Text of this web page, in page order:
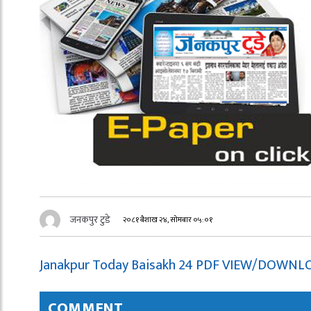
जनकपुर टुडे २०८१ बैशाख २४, सोमबार ०५:०१
Janakpur Today Baisakh 24 PDF VIEW/